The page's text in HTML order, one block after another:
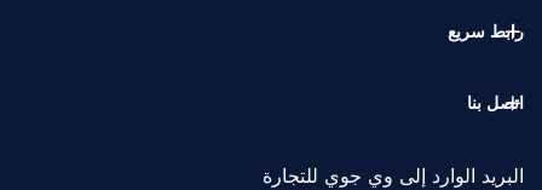
رابط سريع
اتصل بنا
البريد الوارد إلى وي جوي للتجارة